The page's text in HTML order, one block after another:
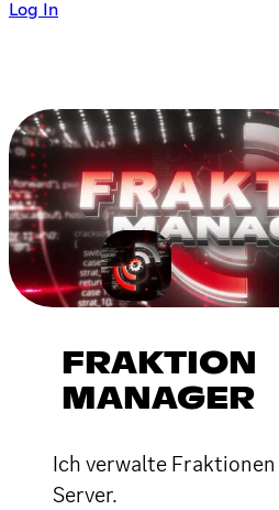
Log In
FRAKTION
MANAGER
Ich verwalte
Server.